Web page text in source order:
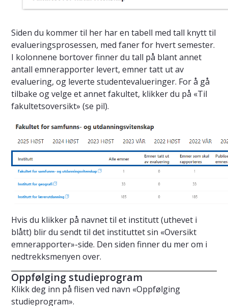
Siden du kommer til her har en tabell med tall knytt til
evalueringsprosessen, med faner for hvert semester.
I kolonnene bortover finner du tall på blant annet
antall emnerapporter levert, emner tatt ut av
evaluering, og leverte studentevalueringer. For å gå
tilbake og velge et annet fakultet, klikker du på «Til
fakultetsoversikt» (se pil).
Hvis du klikker på navnet til et institutt (uthevet i
blått) blir du sendt til det instituttet sin «Oversikt
emnerapporter»-side. Den siden finner du mer om i
nedtrekksmenyen over.
Oppfølging studieprogram
Klikk deg inn på flisen ved navn «Oppfølging
studieprogram».